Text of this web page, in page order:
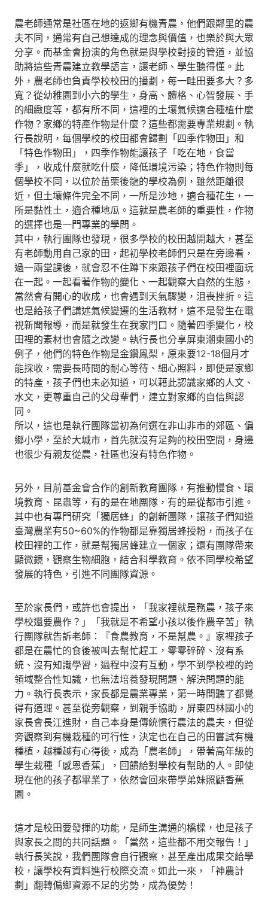
農老師通常是社區在地的返鄉有機青農，他們跟鄰里的農
夫不同，通常有自己想達成的理念與價值，也樂於與大眾
分享。而基金會扮演的角色就是與學校對接的管道，並協
助將這些青農建立教學語言，讓老師、學生聽得懂。此
外，農老師也負責學校校田的播劃，每一畦田要多大？多
寬？從幼稚園到小六的學生，身高、體格、心智發展、手
的細緻度等，都有所不同，這裡的土壤氣候適合種植什麼
作物？家鄉的特產作物是什麼？這些都需要專業規劃。執
行長說明，每個學校的校田都會歸劃「四季作物田」和
「特色作物田」，四季作物能讓孩子「吃在地，食當
季」，收成什麼就吃什麼，降低環境污染；特色作物則每
個學校不同，以位於苗栗後龍的學校為例，雖然距離很
近，但土壤條件完全不同，一所是沙地，適合種花生，一
所是黏性土，適合種地瓜。這就是農老師的重要性，作物
的選擇也是一門專業的學問。
其中，執行團隊也發現，很多學校的校田越開越大，甚至
有老師動用自己家的田，起初學校老師們只是在旁邊看，
過一兩堂課後，就會忍不住蹲下來跟孩子們在校田裡面玩
在一起。一起看著作物的變化、一起觀察大自然的生態，
當然會有開心的收成，也會遇到天氣驟變，沮喪挫折。這
也是給孩子們講述氣候變遷的生活教材，這不是發生在電
視新聞報導，而是就發生在我家門口。隨著四季變化，校
田裡的素材也會隨之改變。執行長也分享屏東潮東國小的
例子，他們的特色作物是金鑽鳳梨，原來要12-18個月才
能採收，需要長時間的耐心等待、細心照料，即便是家鄉
的特產，孩子們也未必知道，可以藉此認識家鄉的人文、
水文，更尊重自己的父母輩們，建立對家鄉的自信與認
同。
所以，這也是執行團隊當初為何選在非山非市的郊區、偏
鄉小學，至於大城市，首先就沒有足夠的校田空間，身邊
也很少有親友從農，社區也沒有特色作物。
另外，目前基金會合作的創新教育團隊，有推動慢食、環
境教育、昆蟲等，有的是在地團隊，有的是從都市引進。
其中也有專門研究「獨居蜂」的創新團隊，讓孩子們知道
臺灣農業有50~60%的作物都是靠獨居蜂授粉，而孩子在
校田裡的工作，就是幫獨居蜂建立一個家；還有團隊帶來
顯微鏡，觀察生物細胞，結合科學教育。依不同學校希望
發展的特色，引進不同團隊資源。
至於家長們，或許也會提出，「我家裡就是務農，孩子來
學校還要農作？」「我就是不希望小孩以後作農辛苦」執
行團隊就告訴老師：『食農教育，不是幫農。』家裡孩子
都是在農忙的食後被叫去幫忙趕工，零零碎碎、沒有系
統、沒有知識學習，過程中沒有互動，學不到學校裡的跨
領域整合性知識，也無法培養發現問題、解決問題的能
力。執行長表示，家長都是農業專業，第一時間聽了都覺
得有道理。甚至從旁觀察，到親手協助，屏東四林國小的
家長會長江進財，自己本身是傳統慣行農法的農夫，但從
旁觀察到有機栽種的可行性，決定也在自己的田嘗試有機
種植，越種越有心得後，成為「農老師」，帶著高年級的
學生栽種「感恩香蕉」，回饋給對學校有幫助的人。即使
現在他的孩子都畢業了，依然會回來帶學弟妹照顧香蕉
園。
這才是校田要發揮的功能，是師生溝通的橋樑，也是孩子
與家長之間的共同話題。「當然，這些都不用交報告！」
執行長笑說，我們團隊會自行觀察，甚至產出成果交給學
校，讓學校有資料進行校際交流。如此一來，「神農計
劃」翻轉偏鄉資源不足的劣勢，成為優勢！